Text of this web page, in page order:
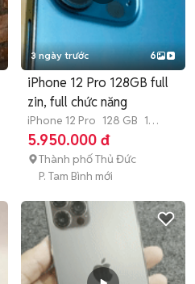
3 ngày trước 6
iPhone 12 Pro 128GB full
zin, full chức năng
iPhone 12 Pro 128 GB 1
tháng
5.950.000 đ
Thành phố Thủ Đức
P. Tam Bình mới